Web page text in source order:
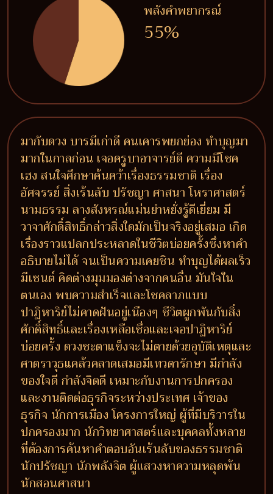
พลังคำพยากรณ์
55%
มากับดวง บารมีเก่าดี คนเคารพยกย่อง ทำบุญมา
มากในกาลก่อน เจอครูบาอาจารย์ดี ความมีโชค
เฮง สนใจศึกษาค้นคว้าเรื่องธรรมชาติ เรื่อง
อัศจรรย์ สิ่งเร้นลับ ปรัชญา ศาสนา โหราศาสตร์
นามธรรม ลางสังหรณ์แม่นยำหยั่งรู้ดีเยี่ยม มี
วาจาศักดิ์สิทธิ์กล่าวสิ่งใดมักเป็นจริงอยู่เสมอ เกิด
เรื่องราวแปลกประหลาดในชีวิตบ่อยครั้งซึ่งหาคำ
อธิบายไม่ได้ จนเป็นความเคยชิน ทำบุญได้ผลเร็ว
มีเซนต์ คิดต่างมุมมองต่างจากคนอื่น มันใจใน
ตนเอง พบความสำเร็จและโชคลาภแบบ
ปาฏิหาริย์ไม่คาดฝันอยู่เนืองๆ ชีวิตผูกพันกับสิ่ง
ศักดิ์สิทธิ์และเรื่องเหลือเชื่อและเจอปาฏิหาริย์
บ่อยครั้ง ดวงชะตาแข็งจะไม่ตายด้วยอุบัติเหตุและ
ศาตราวุธแคล้วคลาดเสมอมีเทวดารักษา มีกำลัง
ของใจดี กำลังจิตดี เหมาะกับงานการปกครอง
และงานติดต่อธุรกิจระหว่างประเทศ เจ้าของ
ธุรกิจ นักการเมือง โครงการใหญ่ ผู้ที่มีบริวารใน
ปกครองมาก นักวิทยาศาสตร์และบุคคลทั้งหลาย
ที่ต้องการค้นหาคำตอบอันเร้นลับของธรรมชาติ
นักปรัชญา นักพลังจิต ผู้แสวงหาความหลุดพ้น
นักสอนศาสนา